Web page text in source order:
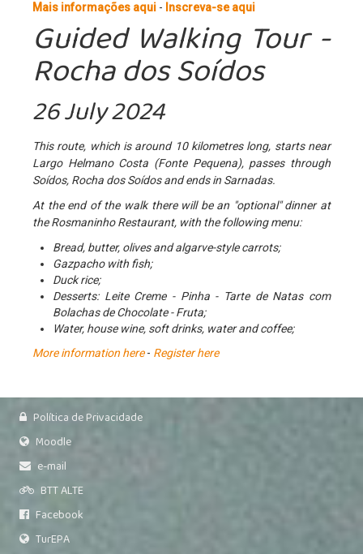
Política de Qualidade
Documento Base
Plano de Atividades
Relatório de Operador
Relatórios do Inquérito sobre plano de E@D
Alunos
Moodle
E-mail
Notas e Faltas
Mais informações aqui - Inscreva-se aqui
Guided Walking Tour -
Rocha dos Soídos
26 July 2024
This route, which is around 10 kilometres long, starts near
Largo Helmano Costa (Fonte Pequena), passes through
Soídos, Rocha dos Soídos and ends in Sarnadas.
At the end of the walk there will be an "optional" dinner at
the Rosmaninho Restaurant, with the following menu:
Bread, butter, olives and algarve-style carrots;
Gazpacho with fish;
Duck rice;
Desserts: Leite Creme - Pinha - Tarte de Natas com
Bolachas de Chocolate - Fruta;
Water, house wine, soft drinks, water and coffee;
More information here- Register here
Política de Privacidade
Moodle
e-mail
BTT ALTE
Facebook
TurEPA